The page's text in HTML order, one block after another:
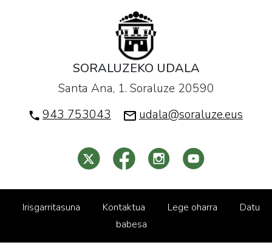
SORALUZEKO UDALA
Santa Ana, 1. Soraluze 20590
943 753043
udala@soraluze.eus
Irisgarritasuna Kontaktua Lege oharra
Datu
babesa